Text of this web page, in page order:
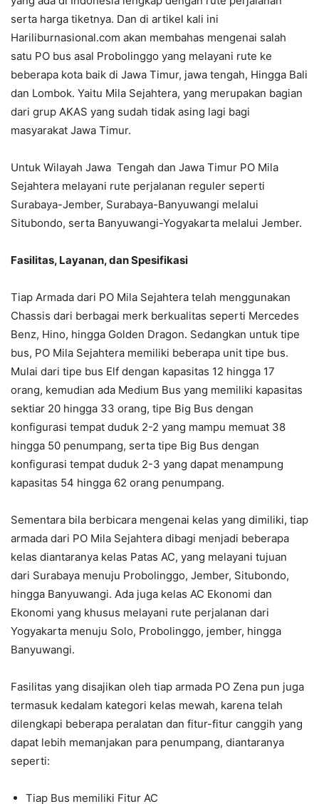
serta harga tiketnya. Dan di artikel kali ini
Hariliburnasional.com akan membahas mengenai salah
satu PO bus asal Probolinggo yang melayani rute ke
beberapa kota baik di Jawa Timur, jawa tengah, Hingga Bali
dan Lombok. Yaitu Mila Sejahtera, yang merupakan bagian
dari grup AKAS yang sudah tidak asing lagi bagi
masyarakat Jawa Timur.
Untuk Wilayah Jawa Tengah dan Jawa Timur PO Mila
Sejahtera melayani rute perjalanan reguler seperti
Surabaya-Jember, Surabaya-Banyuwangi melalui
Situbondo, serta Banyuwangi-Yogyakarta melalui Jember.
Fasilitas, Layanan, dan Spesifikasi
Tiap Armada dari PO Mila Sejahtera telah menggunakan
Chassis dari berbagai merk berkualitas seperti Mercedes
Benz, Hino, hingga Golden Dragon. Sedangkan untuk tipe
bus, PO Mila Sejahtera memiliki beberapa unit tipe bus.
Mulai dari tipe bus Elf dengan kapasitas 12 hingga 17
orang, kemudian ada Medium Bus yang memiliki kapasitas
sektiar 20 hingga 33 orang, tipe Big Bus dengan
konfigurasi tempat duduk 2-2 yang mampu memuat 38
hingga 50 penumpang, serta tipe Big Bus dengan
konfigurasi tempat duduk 2-3 yang dapat menampung
kapasitas 54 hingga 62 orang penumpang.
Sementara bila berbicara mengenai kelas yang dimiliki, tiap
armada dari PO Mila Sejahtera dibagi menjadi beberapa
kelas diantaranya kelas Patas AC, yang melayani tujuan
dari Surabaya menuju Probolinggo, Jember, Situbondo,
hingga Banyuwangi. Ada juga kelas AC Ekonomi dan
Ekonomi yang khusus melayani rute perjalanan dari
Yogyakarta menuju Solo, Probolinggo, jember, hingga
Banyuwangi.
Fasilitas yang disajikan oleh tiap armada PO Zena pun juga
termasuk kedalam kategori kelas mewah, karena telah
dilengkapi beberapa peralatan dan fitur-fitur canggih yang
dapat lebih memanjakan para penumpang, diantaranya
seperti:
Tiap Bus memiliki Fitur AC